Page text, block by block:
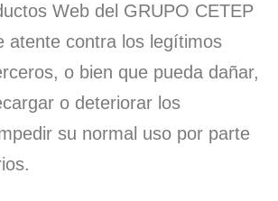
Web del GRUPO CETEP
atente contra los legítimos
o bien que pueda dañar,
o deteriorar los
su normal uso por parte